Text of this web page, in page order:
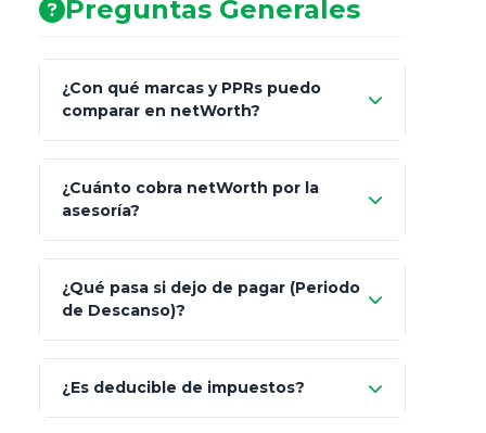
Preguntas Generales
¿Con qué marcas y PPRs puedo
comparar en netWorth?
GNP (Proyecta)
¿Cuánto cobra netWorth por la
asesoría?
¿Qué pasa si dejo de pagar (Periodo
de Descanso)?
¿Es deducible de impuestos?